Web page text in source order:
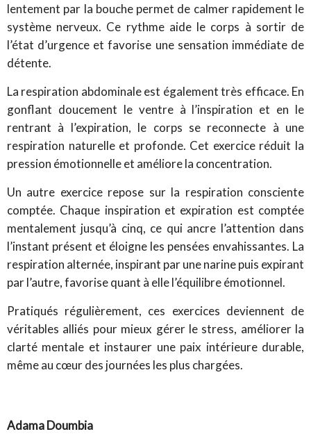
lentement par la bouche permet de calmer rapidement le
système nerveux. Ce rythme aide le corps à sortir de
l’état d’urgence et favorise une sensation immédiate de
détente.
La respiration abdominale est également très efficace. En
gonflant doucement le ventre à l’inspiration et en le
rentrant à l’expiration, le corps se reconnecte à une
respiration naturelle et profonde. Cet exercice réduit la
pression émotionnelle et améliore la concentration.
Un autre exercice repose sur la respiration consciente
comptée. Chaque inspiration et expiration est comptée
mentalement jusqu’à cinq, ce qui ancre l’attention dans
l’instant présent et éloigne les pensées envahissantes. La
respiration alternée, inspirant par une narine puis expirant
par l’autre, favorise quant à elle l’équilibre émotionnel.
Pratiqués régulièrement, ces exercices deviennent de
véritables alliés pour mieux gérer le stress, améliorer la
clarté mentale et instaurer une paix intérieure durable,
même au cœur des journées les plus chargées.
Adama Doumbia